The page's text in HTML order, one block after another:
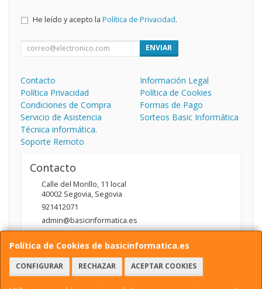
Política de Cookies de basicinformatica.es
CONFIGURAR RECHAZAR ACEPTAR COOKIES
He leído y acepto la Política de Privacidad.
ENVIAR
Contacto
Información Legal
Política Privacidad
Política de Cookies
Condiciones de Compra
Formas de Pago
Servicio de Asistencia
Técnica informática.
Soporte Remoto
Sorteos Basic Informática
Contacto
Calle del Morillo, 11 local
40002 Segovia, Segovia
921412071
admin@basicinformatica.es
Horario
L-V: 10:00 a 14:00h y de 17:00 a 20:00h / S: 10:00 a 14:00h